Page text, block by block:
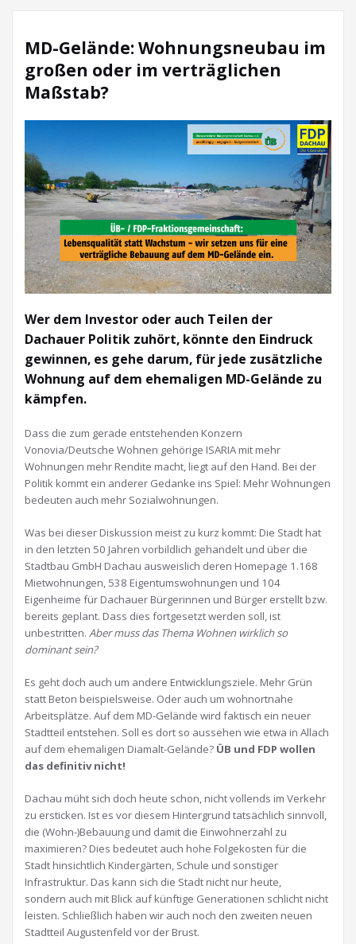
MD-Gelände: Wohnungsneubau im
großen oder im verträglichen
Maßstab?
Wer dem Investor oder auch Teilen der
Dachauer Politik zuhört, könnte den Eindruck
gewinnen, es gehe darum, für jede zusätzliche
Wohnung auf dem ehemaligen MD-Gelände zu
kämpfen.
Dass die zum gerade entstehenden Konzern
Vonovia/Deutsche Wohnen gehörige ISARIA mit mehr
Wohnungen mehr Rendite macht, liegt auf den Hand. Bei der
Politik kommt ein anderer Gedanke ins Spiel: Mehr Wohnungen
bedeuten auch mehr Sozialwohnungen.
Was bei dieser Diskussion meist zu kurz kommt: Die Stadt hat
in den letzten 50 Jahren vorbildlich gehandelt und über die
Stadtbau GmbH Dachau ausweislich deren Homepage 1.168
Mietwohnungen, 538 Eigentumswohnungen und 104
Eigenheime für Dachauer Bürgerinnen und Bürger erstellt bzw.
bereits geplant. Dass dies fortgesetzt werden soll, ist
unbestritten. Aber muss das Thema Wohnen wirklich so
dominant sein?
Es geht doch auch um andere Entwicklungsziele. Mehr Grün
statt Beton beispielsweise. Oder auch um wohnortnahe
Arbeitsplätze. Auf dem MD-Gelände wird faktisch ein neuer
Stadtteil entstehen. Soll es dort so aussehen wie etwa in Allach
auf dem ehemaligen Diamalt-Gelände? ÜB und FDP wollen
das definitiv nicht!
Dachau müht sich doch heute schon, nicht vollends im Verkehr
zu ersticken. Ist es vor diesem Hintergrund tatsächlich sinnvoll,
die (Wohn-)Bebauung und damit die Einwohnerzahl zu
maximieren? Dies bedeutet auch hohe Folgekosten für die
Stadt hinsichtlich Kindergärten, Schule und sonstiger
Infrastruktur. Das kann sich die Stadt nicht nur heute,
sondern auch mit Blick auf künftige Generationen schlicht nicht
leisten. Schließlich haben wir auch noch den zweiten neuen
Stadtteil Augustenfeld vor der Brust.